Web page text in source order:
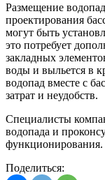
Размещение
проектирования
могут быть
это потребует
закладных
воды и выльется в
водопад вместе с
затрат и неудобств.
Специалисты
водопада и
функционирования.
Поделиться: